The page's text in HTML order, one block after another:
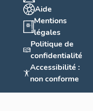
Aide
Mentions
légales
Politique de
confidentialité
Accessibilité :
non conforme